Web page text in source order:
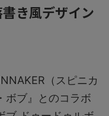
き風デザイン
（スピニカ
ボブ』とのコラボ